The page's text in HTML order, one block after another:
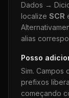
Dados →
localize SCR
alias
Posso
Sim. Campos
prefixos
começando